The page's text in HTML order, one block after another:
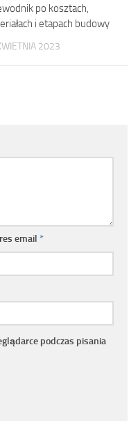
po kosztach,
i etapach budowy
2023
email *
podczas pisania